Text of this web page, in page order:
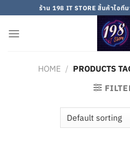
to
content
ร้าน 198 IT STORE สิ้นค้าไอที
HOME / PRODUCTS